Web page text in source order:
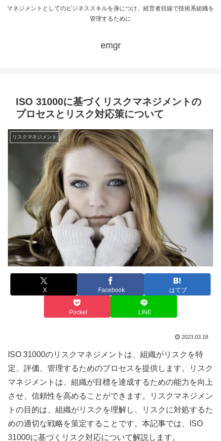
マネジメントとしてのビジネススキルを身につけ、経営者目線で技術系組織を
管理するために
emgr
ISO 31000に基づくリスクマネジメントの
プロセスとリスク対応策について
リスクマネジメント
X Facebook はてブ
Pocket LINE
2023.03.18
ISO 31000のリスクマネジメントは、組織がリスクを特
定、評価、管理するためのプロセスを提供します。リスク
マネジメントは、組織が目標を達成するための能力を向上
させ、信頼性を高めることができます。リスクマネジメン
トの目的は、組織がリスクを理解し、リスクに対処するた
めの適切な戦略を策定することです。本記事では、ISO
31000に基づくリスク対応について解説します。